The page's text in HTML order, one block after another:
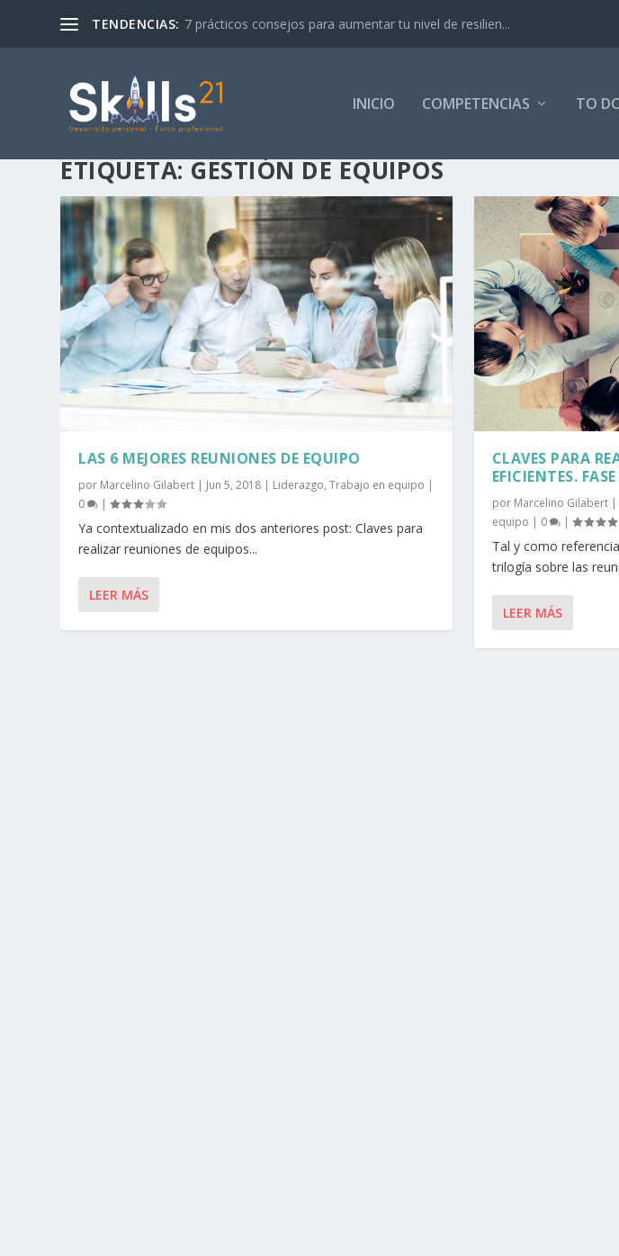
TENDENCIAS: 7 prácticos consejos para aumentar tu nivel de resilien...
INICIO COMPETENCIAS TO
ETIQUETA:GESTIÓN DE EQUIPOS
LAS 6 MEJORES REUNIONES DE EQUIPO
por Marcelino Gilabert | Jun 5, 2018 | Liderazgo,Trabajo en equipo |
0
|
Ya contextualizado en mis dos anteriores post: Claves para
realizar reuniones de equipos...
LEER MÁS
CLAVES PARA
EFICIENTES.
por Marcelino Gilabert|
equipo | 0 |
Tal y como
trilogía sobre las
LEER MÁS